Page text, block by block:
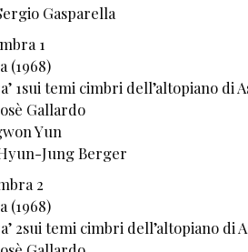
Gasparella
1
(1968)
1sui temi cimbri dell’altopiano di
Gallardo
Yun
Jung Berger
2
(1968)
2sui temi cimbri dell’altopiano di